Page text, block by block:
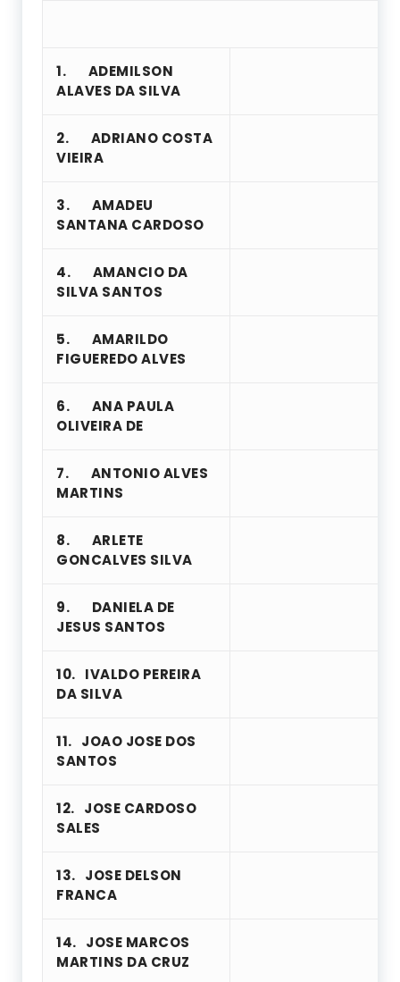
1. ADEMILSON
ALAVES DA SILVA
2. ADRIANO COSTA
VIEIRA
3. AMADEU
SANTANA CARDOSO
4. AMANCIO DA
SILVA SANTOS
5. AMARILDO
FIGUEREDO ALVES
6. ANA PAULA
OLIVEIRA DE
7. ANTONIO ALVES
MARTINS
8. ARLETE
GONCALVES SILVA
9. DANIELA DE
JESUS SANTOS
10. IVALDO PEREIRA
DA SILVA
11. JOAO JOSE DOS
SANTOS
12. JOSE CARDOSO
SALES
13. JOSE DELSON
FRANCA
14. JOSE MARCOS
MARTINS DA CRUZ